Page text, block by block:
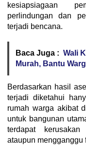
kesiapsiagaan
perlindungan dan
terjadi bencana.
Baca Juga : Wali
Murah, Bantu
Berdasarkan hasil
terjadi diketahui
rumah warga akibat
untuk bangunan
terdapat
ataupun mengganggu